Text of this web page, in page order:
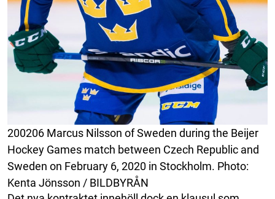
200206 Marcus Nilsson of Sweden during the Beijer
Hockey Games match between Czech Republic and
Sweden on February 6, 2020 in Stockholm. Photo:
Kenta Jönsson / BILDBYRÅN